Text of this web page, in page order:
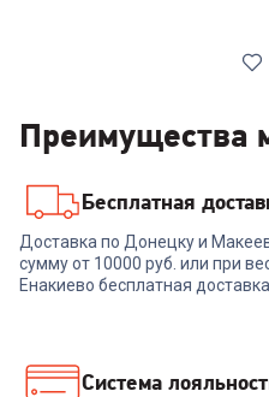
Пылесос KaringBee M3
моющий
12 489₽
Преимущества
Бесплатная
Доставка по Донецку и
сумму от 10000 руб. или при
Енакиево бесплатная
Система